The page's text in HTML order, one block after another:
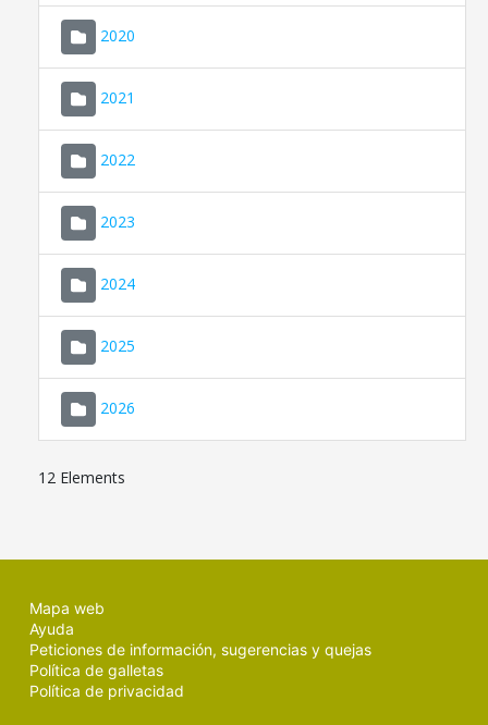
2020
2021
2022
2023
2024
2025
2026
12 Elements
Mapa web
Ayuda
Peticiones de información, sugerencias y quejas
Política de galletas
Política de privacidad